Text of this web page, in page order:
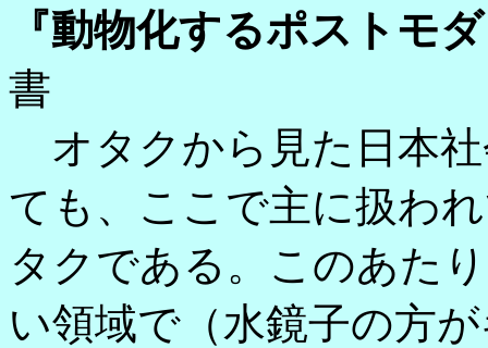
『動物化するポストモ
書
オタクから見た日本
ても、ここで主に扱わ
タクである。このあた
い領域で（水鏡子の方